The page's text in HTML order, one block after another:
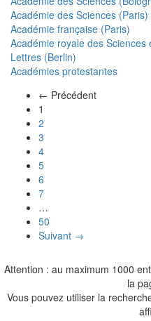
Académie des Sciences (Paris)
Académie française (Paris)
Académie royale des Sciences
Lettres (Berlin)
Académies protestantes
← Précédent
1
2
3
4
5
6
7
…
50
Suivant →
Attention : au maximum 1000
la
Vous pouvez utiliser la